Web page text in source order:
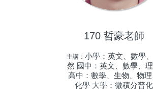
170 哲豪老師
主講： 小學：英文、數學
然 國中：英文、數學、
高中：數學、生物、物理
化學 大學：微積分普化